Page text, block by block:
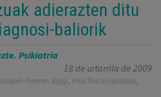
adierazten ditu
baliorik
Psikiatria
18 de urtarrila de 2009
Fuentes Biggi, Policlínica Gipuzkoa,